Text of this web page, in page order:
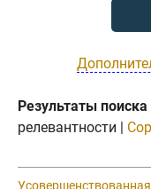
Результаты поиска
релевантности |